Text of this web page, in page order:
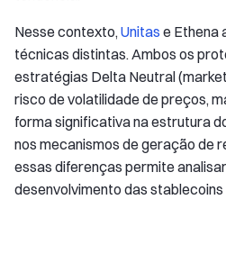
Nesse contexto,Unitas e Ethena
técnicas distintas. Ambos os
estratégias Delta Neutral
risco de volatilidade de preços,
forma significativa na estrutura
nos mecanismos de geração de
essas diferenças permite
desenvolvimento das